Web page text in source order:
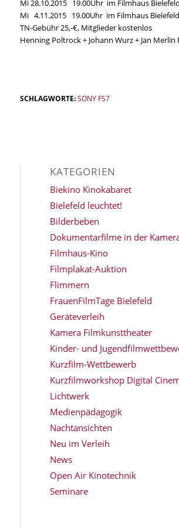
Mi 28.10.2015 19.00Uhr im Filmhaus Bielefeld
Mi 4.11.2015 19.00Uhr im Filmhaus Bielefeld
TN-Gebühr 25,-€, Mitglieder kostenlos
Henning Poltrock + Johann Wurz + Jan Merlin
SCHLAGWORTE: SONY FS7
KATEGORIEN
Biekino Kinokabaret
Bielefeld leuchtet!
Bilderbeben
Dokumentarfilme in der
Filmhaus-Kino
Filmplakat-Auktion
Flimmern
FrauenFilmTage Bielefeld
Geräteverleih
Kamera Filmkunsttheater
Kinder- und
Kurzfilm-Wettbewerb
Kurzfilmworkshop Digital
Lichtwerk
Medienpädagogik
Nachtansichten
Neu im Verleih
News
Open Air Kinotechnik
Seminare